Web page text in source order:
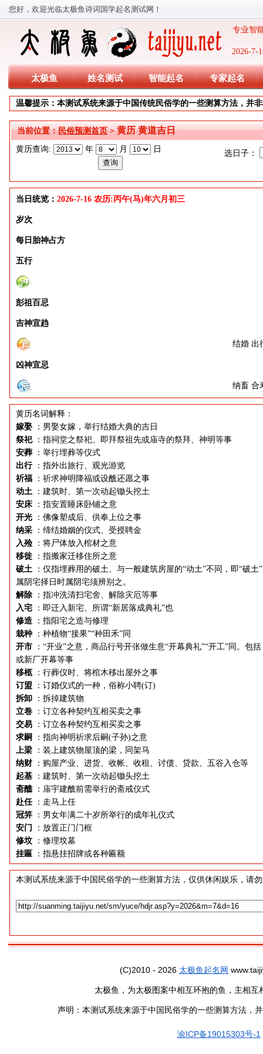
您好，欢迎光临太极鱼诗词国学起名测试网！
2026-7-
专业智
太极鱼 姓名测试 智能起名 专家起名
温馨提示：本测试系统来源于中国传统民俗学的一些测算方法，并
当前位置：民俗预测首页>黄历 黄道吉日
黄历查询: 年 月 日 选日子：
当日统览： 2026-7-16 农历:丙午(马)年六月初三
岁次
每日胎神占方
五行
彭祖百忌
吉神宜趋
结婚 出
凶神宜忌
纳畜 合
黄历名词解释：
嫁娶
：男娶女嫁，举行结婚大典的吉日
祭祀 ：指祠堂之祭祀、即拜祭祖先或庙寺的祭拜、神明等事
安葬
：举行埋葬等仪式
出行 ：指外出旅行、观光游览
祈福
：祈求神明降福或设醮还愿之事
动土
：建筑时、第一次动起锄头挖土
安床
：指安置睡床卧铺之意
开光
：佛像塑成后、供奉上位之事
纳采
：缔结婚姻的仪式、受授聘金
入殓
：将尸体放入棺材之意
移徙
：指搬家迁移住所之意
破土
：仅指埋葬用的破土、与一般建筑房屋的“动土”不同，即“破
属阴宅择日时属阴宅须辨别之。
解除
：指冲洗清扫宅舍、解除灾厄等事
入宅
：即迁入新宅、所谓“新居落成典礼”也
修造
：指阳宅之造与修理
栽种
：种植物“接果”“种田禾”同
开市
：“开业”之意，商品行号开张做生意“开幕典礼”“开工”同。
或新厂开幕等事
移柩
：行葬仪时、将棺木移出屋外之事
订盟
：订婚仪式的一种，俗称小聘(订)
拆卸
：拆掉建筑物
立卷
：订立各种契约互相买卖之事
交易
：订立各种契约互相买卖之事
求嗣
：指向神明祈求后嗣(子孙)之意
上梁
：装上建筑物屋顶的梁，同架马
纳财
：购屋产业、进货、收帐、收租、讨债、贷款、五谷入仓等
起基
：建筑时、第一次动起锄头挖土
斋醮 ：庙宇建醮前需举行的斋戒仪式
赴任 ：走马上任
冠笄
：男女年满二十岁所举行的成年礼仪式
安门
：放置正门门框
修坟
：修理坟墓
挂匾
：指悬挂招牌或各种匾额
本测试系统来源于中国民俗学的一些测算方法，仅供休闲娱乐，请
(C)2010 - 2026 太极鱼起名网
太极鱼，为太极图案中相互环抱的鱼，主相
声明：本测试系统来源于中国民俗学的一些测算方法，
渝ICP备19015303号-1